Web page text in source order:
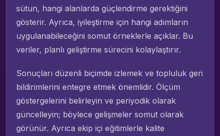
sütun, hangi alanlarda güçlendirme gerektiğini
gösterir. Ayrıca, iyileştirme için hangi adımların
uygulanabileceğini somut örneklerle açıklar. Bu
veriler, planlı geliştirme sürecini kolaylaştırır.
Sonuçları düzenli biçimde izlemek ve topluluk geri
bildirimlerini entegre etmek önemlidir. Ölçüm
göstergelerini belirleyin ve periyodik olarak
güncelleyin; böylece gelişmeler somut olarak
görünür. Ayrıca ekip içi eğitimlerle kalite